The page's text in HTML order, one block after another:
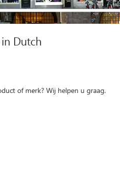
Dutch
of merk? Wij helpen u graag.